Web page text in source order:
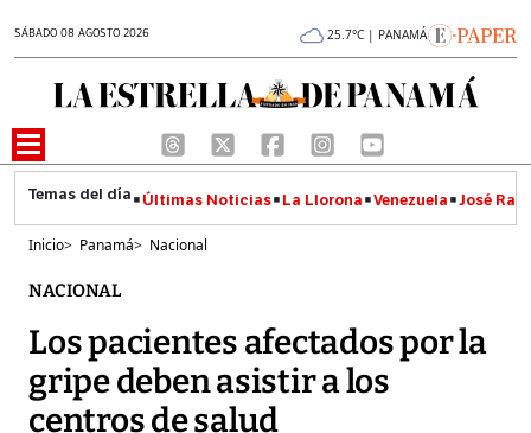
SÁBADO 08 AGOSTO 2026 25.7°C | PANAMÁ
Últimas Noticias La Llorona Venezuela José
Inicio> Panamá> Nacional
NACIONAL
Los pacientes afectados por la
gripe deben asistir a los
centros de salud